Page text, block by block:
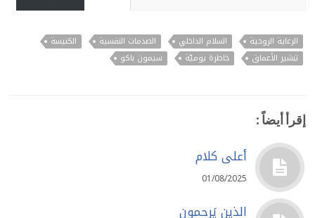
الرعاية الروحية السلام الداخلي الصدمات النفسية
الكنيسة
تبشير الأعماق
خاطرة يوميّة سيمون باكو
إقرأ أيضاً :
أعلى كلام
01/08/2025
الذين يَرحمون